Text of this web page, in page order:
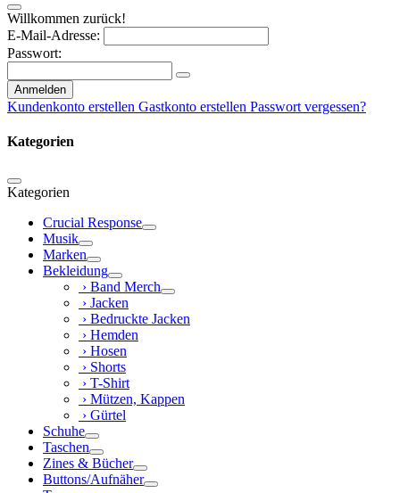
Willkommen zurück!
E-Mail-Adresse:
Passwort:
Anmelden
Kundenkonto erstellen Gastkonto erstellen Passwort vergessen?
Kategorien
Kategorien
Crucial Response
Musik
Marken
Bekleidung
› Band Merch
› Jacken
› Bedruckte Jacken
› Hemden
› Hosen
› Shorts
› T-Shirt
› Mützen, Kappen
› Gürtel
Schuhe
Taschen
Zines & Bücher
Buttons/Aufnäher